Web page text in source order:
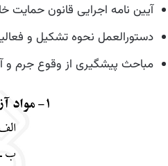
آیین نامه اجرایی قانون حمایت خانواده مصوب 1393/11/27 مصوب رئیس قوه
دستورالعمل نحوه تشکیل و فعالیت مراکز مشاور
مباحث پیشگیری از وقوع جرم و